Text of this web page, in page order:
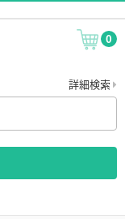
0
詳細検索